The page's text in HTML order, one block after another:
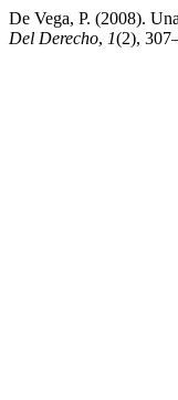
De Vega, P. (2008).
Del Derecho, 1(2),